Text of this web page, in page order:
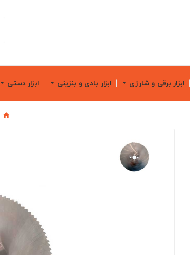
ابزار برقی و شارژی ابزار بادی و بنزینی ابزار دستی